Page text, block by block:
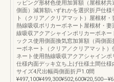
ッピング形材色使用加算額（屋根材
側面）減算額いずれかを選択折戸仕
ト（クリア／クリアマット）屋根材
熱線吸収ポリカーボネート屋根材・
線吸収アクアシャインポリカーボネー
ックス使用側面換気窓加算額（両側
ーボネート（クリア／クリアマット
ネート使用熱線吸収アクアシャイン
仕様内面デッキ立ち上げ仕様土間仕
サイズ4尺出幅両側面折戸1.0間